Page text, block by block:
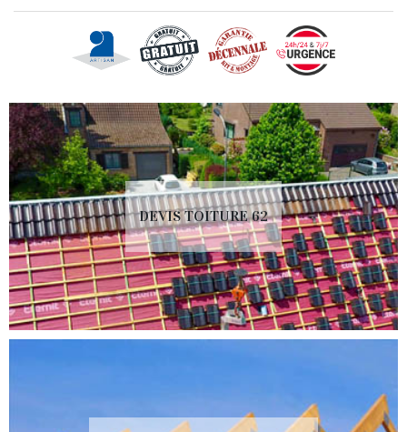
DEVIS TOITURE 62